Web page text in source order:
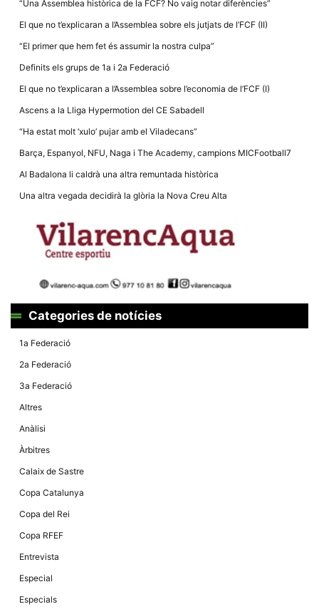
“Una Assemblea històrica de la FCF? No vaig notar diferències”
El que no t’explicaran a l’Assemblea sobre els jutjats de l’FCF (II)
“El primer que hem fet és assumir la nostra culpa”
Definits els grups de 1a i 2a Federació
El que no t’explicaran a l’Assemblea sobre l’economia de l’FCF (I)
Ascens a la Lliga Hypermotion del CE Sabadell
“Ha estat molt ‘xulo’ pujar amb el Viladecans”
Barça, Espanyol, NFU, Naga i The Academy, campions MICFootball7
Al Badalona li caldrà una altra remuntada històrica
Una altra vegada decidirà la glòria la Nova Creu Alta
Categories de notícies
1a Federació
2a Federació
3a Federació
Altres
Anàlisi
Àrbitres
Calaix de Sastre
Copa Catalunya
Copa del Rei
Copa RFEF
Entrevista
Especial
Especials